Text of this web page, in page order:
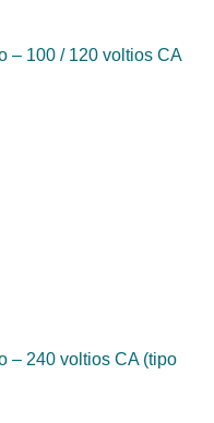
– 100 / 120 voltios CA
– 240 voltios CA (tipo